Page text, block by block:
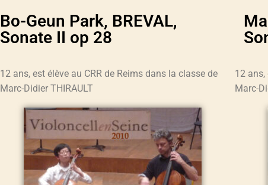
Bo-Geun Park, BREVAL,
Sonate II op 28
12 ans, est élève au CRR de Reims dans la classe de
Marc-Didier THIRAULT
12 ans,
Marc-